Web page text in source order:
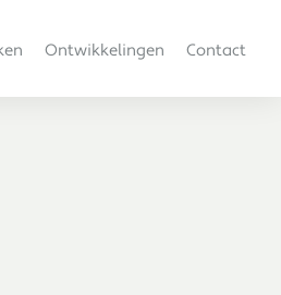
Ontwikkelingen Contact